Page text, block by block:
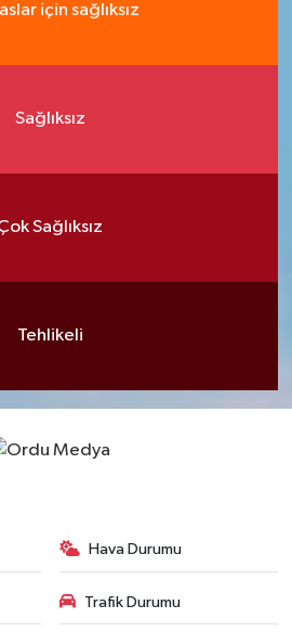
için sağlıksız
Sağlıksız
Sağlıksız
Tehlikeli
Hava Durumu
Trafik Durumu